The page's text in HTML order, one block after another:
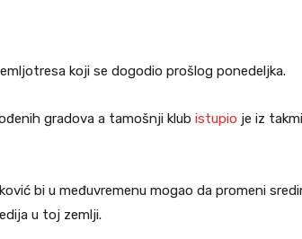
koji se dogodio prošlog ponedeljka.
gradova a tamošnji klub istupio je iz
bi u međuvremenu mogao da promeni
u toj zemlji.